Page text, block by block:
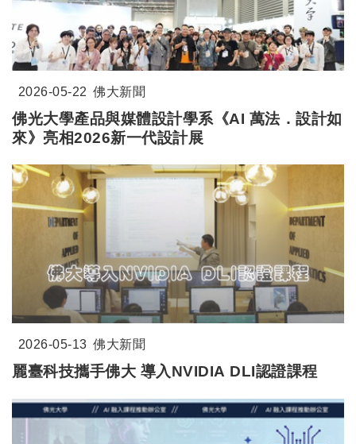
2026-05-22 佛大新聞
佛光大學產品與媒體設計學系《AI 萬法．設計如
來》亮相2026新一代設計展
2026-05-13 佛大新聞
麗臺科技攜手佛大 導入NVIDIA DLI認證課程